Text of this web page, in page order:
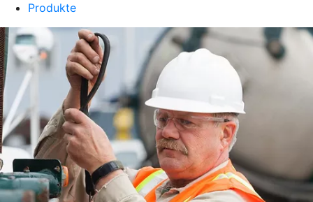
Produkte